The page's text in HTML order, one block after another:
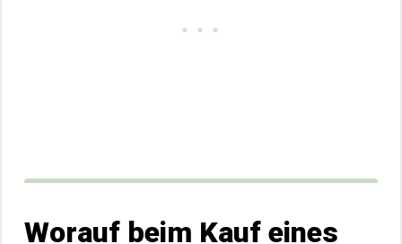
Worauf beim Kauf eines